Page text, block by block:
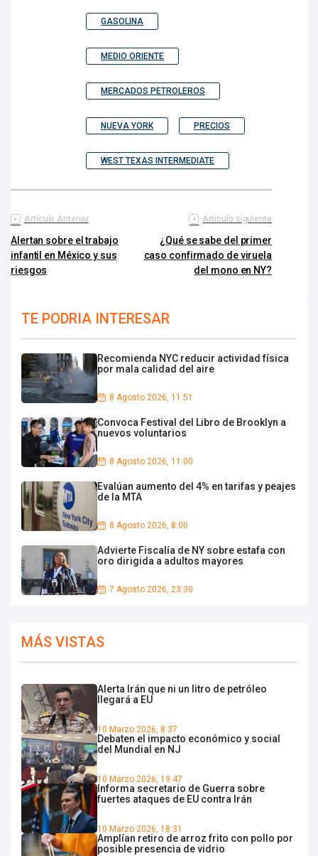
GASOLINA
MEDIO ORIENTE
MERCADOS PETROLEROS
NUEVA YORK PRECIOS
WEST TEXAS INTERMEDIATE
Artículo Anterior
Alertan sobre el trabajo
infantil en México y sus
riesgos
Artículo siguiente
¿Qué se sabe del primer
caso confirmado de viruela
del mono en NY?
TE PODRIA INTERESAR
Recomienda NYC reducir actividad física
por mala calidad del aire
8 Agosto 2026, 11:51
Convoca Festival del Libro de Brooklyn a
nuevos voluntarios
8 Agosto 2026, 11:00
Evalúan aumento del 4% en tarifas y peajes
de la MTA
8 Agosto 2026, 8:00
Advierte Fiscalía de NY sobre estafa con
oro dirigida a adultos mayores
7 Agosto 2026, 23:30
MÁS VISTAS
Alerta Irán que ni un litro de petróleo
llegará a EU
10 Marzo 2026, 8:37
Debaten el impacto económico y social
del Mundial en NJ
10 Marzo 2026, 19:47
Informa secretario de Guerra sobre
fuertes ataques de EU contra Irán
10 Marzo 2026, 18:31
Amplían retiro de arroz frito con pollo por
posible presencia de vidrio